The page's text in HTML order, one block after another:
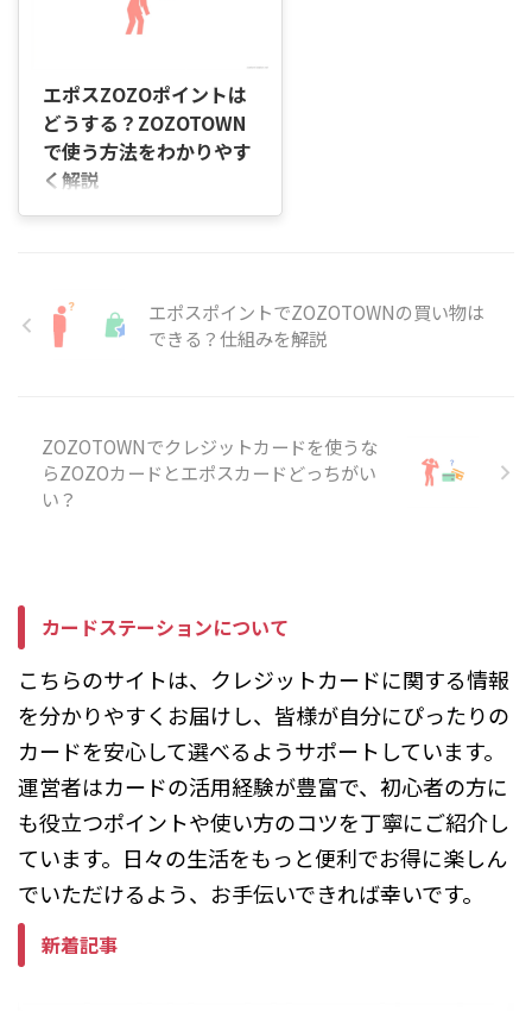
い…」と迷っていませんか。
ZOZOTOWNで使うカードを選ぶ
ときは、ZOZOTOWNでの利用頻
度や、普段の買い物でも使いたい
かを確認することが大切です。
ZOZOTOWNでの買い物が中心な
らZOZOカードが向いている場合
があります。一方で、ネット通販
エポスZOZOポイントは
どうする？ZOZOTOWN
で使う方法をわかりやす
く解説
はじめに 「エポスカードで貯ま
からない…」と迷っていません
か。 エポスポイントは便利に使
えるポイントですが、
ます。 たとえば、ZOZOTOWNで
買い物をするときに「ポイントで
支払いたい」と思っていても、事
...
エポスポイントでZOZOTOWNの買い物は
できる？仕組みを解説
ZOZOTOWNでクレジットカードを使うな
らZOZOカードとエポスカードどっちがい
い？
カードステーションについて
こちらのサイトは、クレジットカードに関する情報
を分かりやすくお届けし、皆様が自分にぴったりの
カードを安心して選べるようサポートしています。
運営者はカードの活用経験が豊富で、初心者の方に
も役立つポイントや使い方のコツを丁寧にご紹介し
ています。日々の生活をもっと便利でお得に楽しん
でいただけるよう、お手伝いできれば幸いです。
新着記事